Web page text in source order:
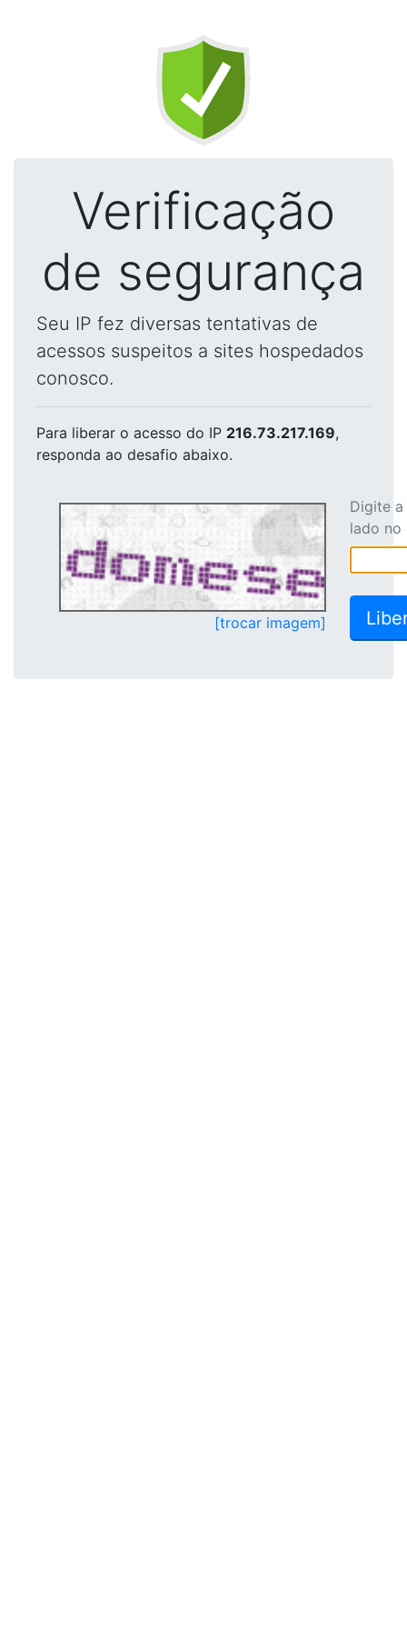
Verificação
de segurança
Seu IP fez diversas tentativas de
acessos suspeitos a sites hospedados
conosco.
Para liberar o acesso do IP 216.73.217.169,
responda ao desafio abaixo.
[trocar imagem]
Digite
lado no